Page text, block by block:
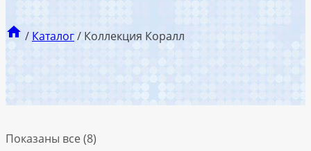
/ Каталог/ Коллекция Коралл
Показаны все (8)